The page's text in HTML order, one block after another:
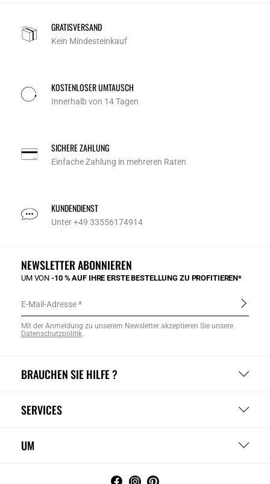
GRATISVERSAND
Kein Mindesteinkauf
KOSTENLOSER UMTAUSCH
Innerhalb von 14 Tagen
SICHERE ZAHLUNG
Einfache Zahlung in mehreren Raten
KUNDENDIENST
Unter +49 33556174914
BRAUCHEN SIE HILFE ?
SERVICES
UM
NEWSLETTER ABONNIEREN
UM VON-10 % AUF IHRE ERSTE BESTELLUNG ZU PROFITIEREN*
E-Mail-Adresse
Mit der Anmeldung zu unserem Newsletter akzeptieren Sie unsere
Datenschutzpolitik.